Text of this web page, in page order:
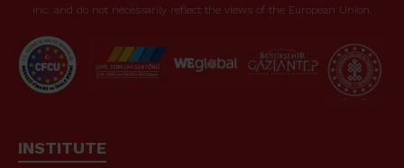
inc. and do not necessarily reflect the views of the European Union.
INSTITUTE